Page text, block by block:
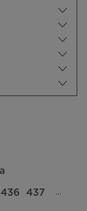
436 437 …